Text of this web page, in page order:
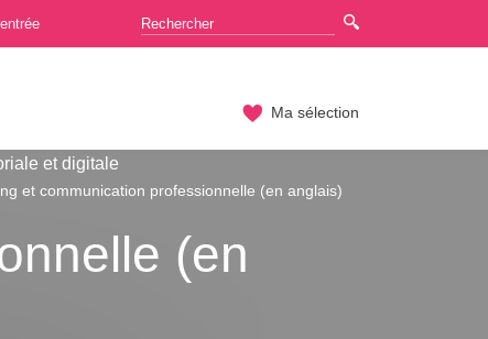
Ma sélection
et digitale
et communication professionnelle (en anglais)
(en